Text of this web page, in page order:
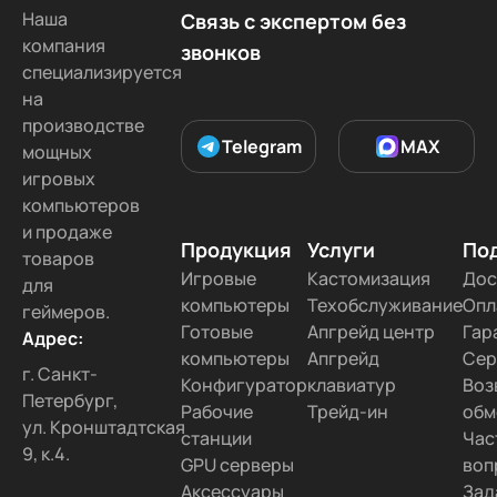
Наша
компания
специализируется
на
производстве
мощных
игровых
компьютеров
и продаже
товаров
для
геймеров.
Адрес:
г. Санкт-
Петербург,
ул. Кронштадтская
9, к.4.
Связь с экспертом без
звонков
Telegram MAX
Продукция
Игровые
компьютеры
Готовые
компьютеры
Конфигуратор
Рабочие
станции
GPU серверы
Аксессуары
Услуги
Кастомизация
Техобслуживание
Апгрейд центр
Апгрейд
клавиатур
Трейд-ин